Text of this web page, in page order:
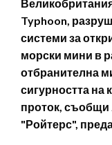
Typhoon,
системи за
морски мини в
отбранителна
сигурността на
проток, съобщи
"Ройтерс",